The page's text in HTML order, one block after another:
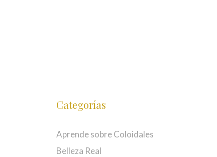
Categorías
Aprende sobre Coloidales
Belleza Real